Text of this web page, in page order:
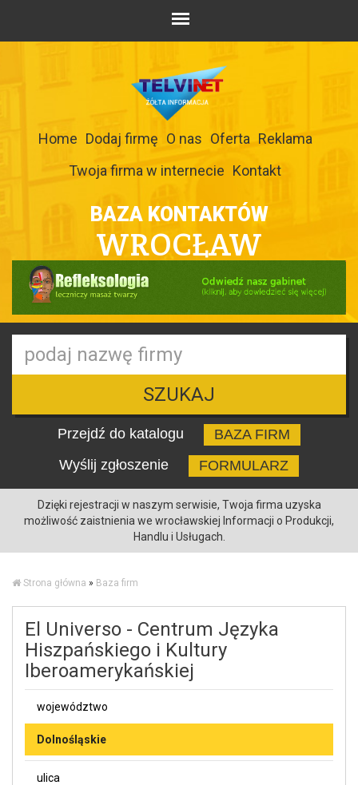
Home Dodaj firmę O nas Oferta Reklama
Twoja firma w internecie Kontakt
BAZA KONTAKTÓW
WROCŁAW
SZUKAJ
Przejdź do katalogu
BAZA FIRM
Wyślij zgłoszenie
FORMULARZ
Dzięki rejestracji w naszym serwisie, Twoja firma uzyska
możliwość zaistnienia we wrocławskiej Informacji o Produkcji,
Handlu i Usługach.
Strona główna » Baza firm
El Universo - Centrum Języka
Hiszpańskiego i Kultury
Iberoamerykańskiej
województwo
Dolnośląskie
ulica